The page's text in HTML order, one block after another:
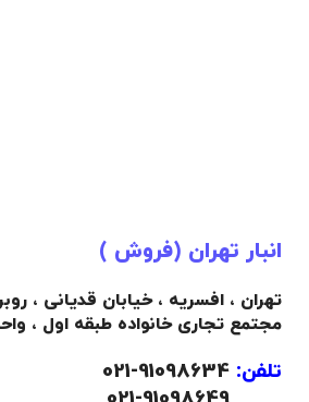
انبار تهران (فروش )
تهران ، افسریه ، خیابان قدیانی ،
مجتمع تجاری خانواده طبقه اول ، واحد
تلفن: